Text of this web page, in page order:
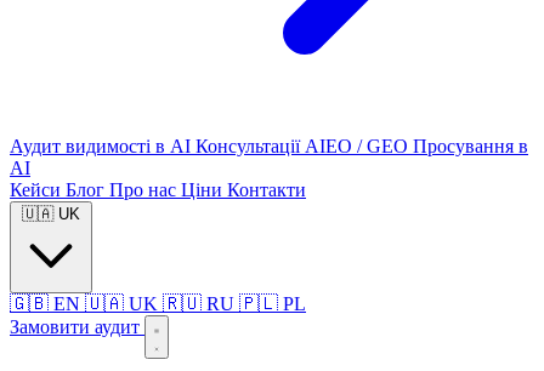
Аудит видимості в AI Консультації AIEO / GEO Просування в
AI
Кейси Блог Про нас Ціни Контакти
🇺🇦 UK
🇬🇧 EN 🇺🇦 UK 🇷🇺 RU 🇵🇱 PL
Замовити аудит